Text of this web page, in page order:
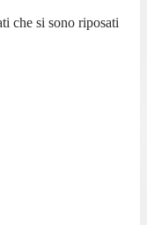
che si sono riposati